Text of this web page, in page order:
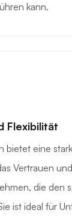
kann.
Flexibilität
bietet eine
Vertrauen
die den
ist ideal für